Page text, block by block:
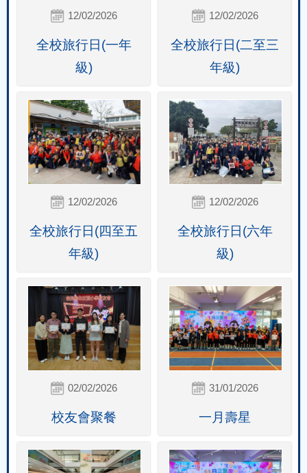
12/02/2026
全校旅行日(一年
級)
12/02/2026
全校旅行日(二至三
年級)
12/02/2026
全校旅行日(四至五
年級)
12/02/2026
全校旅行日(六年
級)
02/02/2026
校友會聚餐
31/01/2026
一月壽星